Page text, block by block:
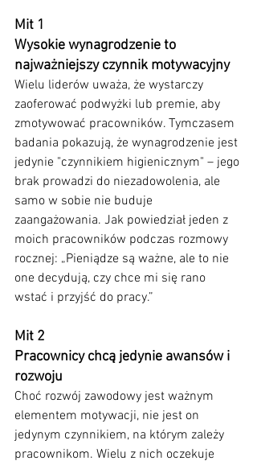
Mit 1
Wysokie wynagrodzenie to
najważniejszy czynnik motywacyjny
Wielu liderów uważa, że wystarczy
zaoferować podwyżki lub premie, aby
zmotywować pracowników. Tymczasem
badania pokazują, że wynagrodzenie jest
jedynie "czynnikiem higienicznym" – jego
brak prowadzi do niezadowolenia, ale
samo w sobie nie buduje
zaangażowania. Jak powiedział jeden z
moich pracowników podczas rozmowy
rocznej: „Pieniądze są ważne, ale to nie
one decydują, czy chce mi się rano
wstać i przyjść do pracy.”
Mit 2
Pracownicy chcą jedynie awansów i
rozwoju
Choć rozwój zawodowy jest ważnym
elementem motywacji, nie jest on
jedynym czynnikiem, na którym zależy
pracownikom. Wielu z nich oczekuje